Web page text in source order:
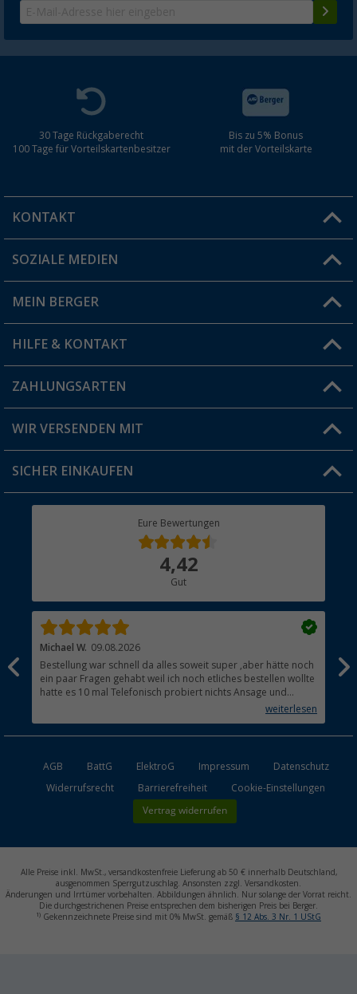
30 Tage Rückgaberecht
100 Tage für Vorteilskartenbesitzer
Bis zu 5% Bonus
mit der Vorteilskarte
KONTAKT
Du hast eine Frage?
Filiale finden
SOZIALE MEDIEN
MEIN BERGER
Vorteilskarte
Blog
Jobs & Karriere
HILFE & KONTAKT
FAQ & Kontakt
Versandinformationen
Rücksendung
ZAHLUNGSARTEN
WIR VERSENDEN MIT
SICHER EINKAUFEN
Eure Bewertungen
4,42
Gut
Michael W. 09.08.2026
Bestellung war schnell da alles soweit super ,aber hätte noch
ein paar Fragen gehabt weil ich noch etliches bestellen wollte
hatte es 10 mal Telefonisch probiert nichts Ansage und
weiterlesen
Ich
AGB BattG ElektroG Impressum
Datenschutz
Widerrufsrecht
Barrierefreiheit Cookie-Einstellungen
Vertrag widerrufen
Alle Preise inkl. MwSt., versandkostenfreie Lieferung ab 50 € innerhalb Deutschland,
ausgenommen Sperrgutzuschlag. Ansonsten zzgl. Versandkosten.
Änderungen und Irrtümer vorbehalten. Abbildungen ähnlich. Nur solange der Vorrat reicht.
Die durchgestrichenen Preise entsprechen dem bisherigen Preis bei Berger.
1) Gekennzeichnete Preise sind mit 0% MwSt. gemäß § 12 Abs. 3 Nr. 1 UStG